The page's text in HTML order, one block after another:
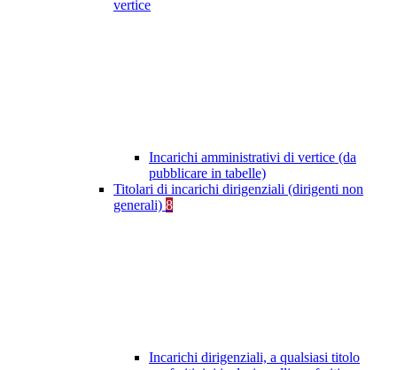
vertice
Incarichi amministrativi di vertice (da
pubblicare in tabelle)
Titolari di incarichi dirigenziali (dirigenti non
generali) 8
Incarichi dirigenziali, a qualsiasi titolo